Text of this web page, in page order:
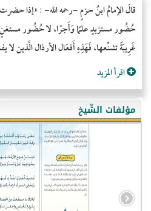
قالَ الإمامُ ابنُ حزمٍ -رحمه الله- : «إذا
حُضُور مستزيدٍ علمًا وَأَجرًا، لا حُضُور مستغنٍ
غَرِيبَةً تشنِّعها، فَهَذِهِ أَفعَال الأرذال الَّذين لا
اقرأ المزيد
مؤلفات الشّيخ